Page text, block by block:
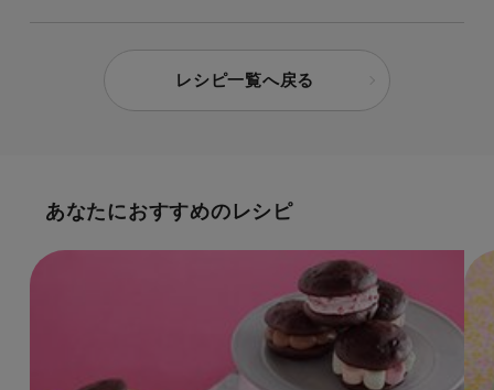
レシピ一覧へ戻る
あなたにおすすめのレシピ